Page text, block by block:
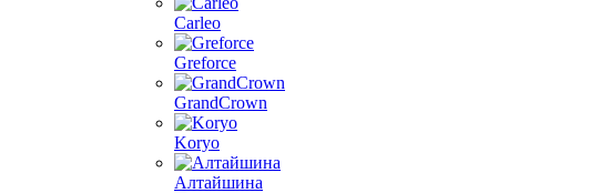
Carleo
Greforce
GrandCrown
Koryo
Алтайшина